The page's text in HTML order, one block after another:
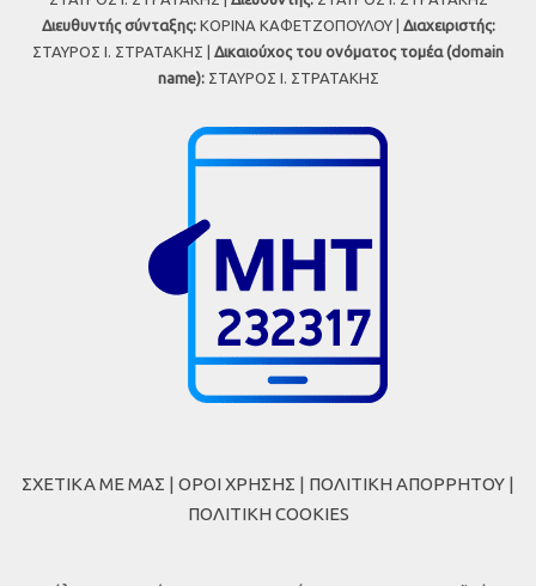
Διευθυντής σύνταξης:ΚΟΡΙΝΑ ΚΑΦΕΤΖΟΠΟΥΛΟΥ | Διαχειριστής:
ΣΤΑΥΡΟΣ Ι. ΣΤΡΑΤΑΚΗΣ | Δικαιούχος του ονόματος τομέα (domain
name):ΣΤΑΥΡΟΣ Ι. ΣΤΡΑΤΑΚΗΣ
ΣΧΕΤΙΚΑ ΜΕ ΜΑΣ | ΟΡΟΙ ΧΡΗΣΗΣ | ΠΟΛΙΤΙΚΗ ΑΠΟΡΡΗΤΟΥ |
ΠΟΛΙΤΙΚΗ COOKIES